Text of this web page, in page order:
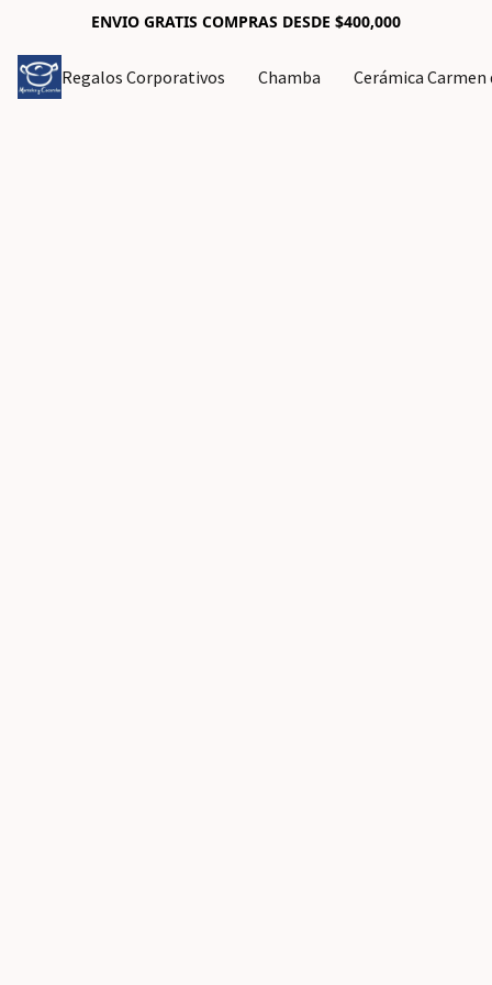
ENVIO GRATIS COMPRAS DESDE $400,000
Regalos Corporativos Chamba Cerámica Carmen